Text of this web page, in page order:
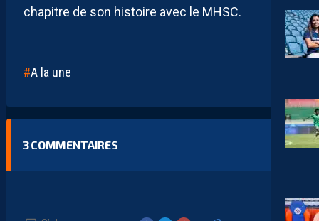
chapitre de son histoire avec le MHSC.
A la une
3COMMENTAIRES